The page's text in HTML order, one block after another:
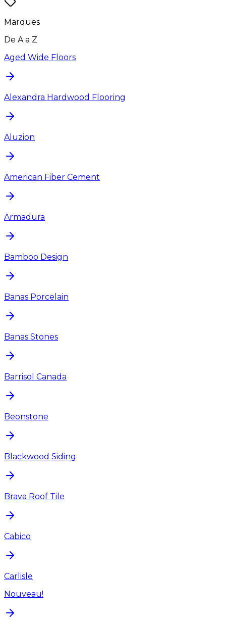
Marques
De A a Z
Aged Wide Floors
Alexandra Hardwood Flooring
Aluzion
American Fiber Cement
Armadura
Bamboo Design
Banas Porcelain
Banas Stones
Barrisol Canada
Beonstone
Blackwood Siding
Brava Roof Tile
Cabico
Carlisle
Nouveau!